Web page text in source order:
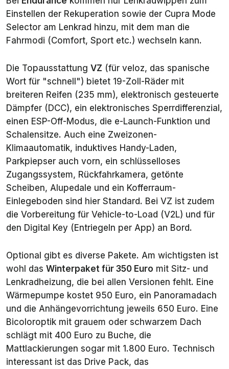
Einstellen der Rekuperation sowie der Cupra Mode
Selector am Lenkrad hinzu, mit dem man die
Fahrmodi (Comfort, Sport etc.) wechseln kann.
Die Topausstattung VZ (für veloz, das spanische
Wort für "schnell") bietet 19-Zoll-Räder mit
breiteren Reifen (235 mm), elektronisch gesteuerte
Dämpfer (DCC), ein elektronisches Sperrdifferenzial,
einen ESP-Off-Modus, die e-Launch-Funktion und
Schalensitze. Auch eine Zweizonen-
Klimaautomatik, induktives Handy-Laden,
Parkpiepser auch vorn, ein schlüsselloses
Zugangssystem, Rückfahrkamera, getönte
Scheiben, Alupedale und ein Kofferraum-
Einlegeboden sind hier Standard. Bei VZ ist zudem
die Vorbereitung für Vehicle-to-Load (V2L) und für
den Digital Key (Entriegeln per App) an Bord.
Optional gibt es diverse Pakete. Am wichtigsten ist
wohl das Winterpaket für 350 Euro mit Sitz- und
Lenkradheizung, die bei allen Versionen fehlt. Eine
Wärmepumpe kostet 950 Euro, ein Panoramadach
und die Anhängevorrichtung jeweils 650 Euro. Eine
Bicoloroptik mit grauem oder schwarzem Dach
schlägt mit 400 Euro zu Buche, die
Mattlackierungen sogar mit 1.800 Euro. Technisch
interessant ist das Drive Pack, das